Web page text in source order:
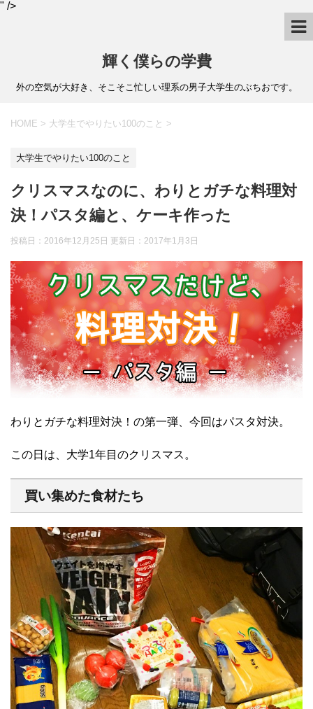
" />
輝く僕らの学費
外の空気が大好き、そこそこ忙しい理系の男子大学生のぶちおです。
HOME > 大学生でやりたい100のこと >
大学生でやりたい100のこと
クリスマスなのに、わりとガチな料理対
決！パスタ編と、ケーキ作った
投稿日：2016年12月25日 更新日： 2017年1月3日
わりとガチな料理対決！の第一弾、今回はパスタ対決。
この日は、大学1年目のクリスマス。
買い集めた食材たち